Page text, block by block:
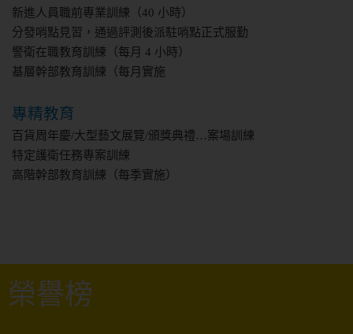
新進人員職前專業訓練（40 小時）
分發哨點見習，通過評測後派駐哨點正式服勤
警衛在職教育訓練（每月 4 小時）
基層幹部教育訓練（每月實施
專精教育
百貨周年慶/大型藝文展覽/頒獎典禮…案場訓練
特定護衛任務專案訓練
高階幹部教育訓練（每季實施）
榮譽榜